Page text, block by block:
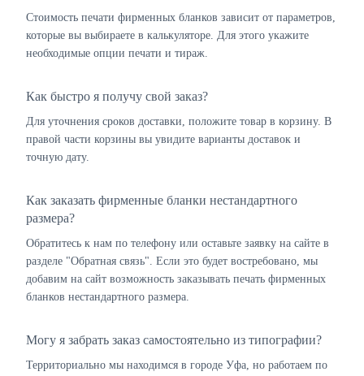
Стоимость печати фирменных бланков зависит от параметров,
которые вы выбираете в калькуляторе. Для этого укажите
необходимые опции печати и тираж.
Как быстро я получу свой заказ?
Для уточнения сроков доставки, положите товар в корзину. В
правой части корзины вы увидите варианты доставок и
точную дату.
Как заказать фирменные бланки нестандартного
размера?
Обратитесь к нам по телефону или оставьте заявку на сайте в
разделе "Обратная связь". Если это будет востребовано, мы
добавим на сайт возможность заказывать печать фирменных
бланков нестандартного размера.
Могу я забрать заказ самостоятельно из типографии?
Территориально мы находимся в городе Уфа, но работаем по